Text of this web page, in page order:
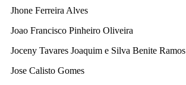
Jhone Ferreira Alves
Joao Francisco Pinheiro Oliveira
Joceny Tavares Joaquim e Silva Benite Ramos
Jose Calisto Gomes